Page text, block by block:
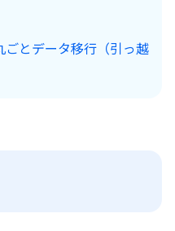
とデータ移行（引っ越